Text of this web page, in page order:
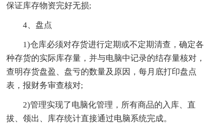
保证库存物资完好无损;
4、盘点
1)仓库必须对存货进行定期或不定期清查，确定各
种存货的实际库存量，并与电脑中记录的结存量核对，
查明存货盘盈、盘亏的数量及原因，每月底打印盘点
表，报财务审查核对;
2)管理实现了电脑化管理，所有商品的入库、直
拔、领出、库存统计直接通过电脑系统完成。